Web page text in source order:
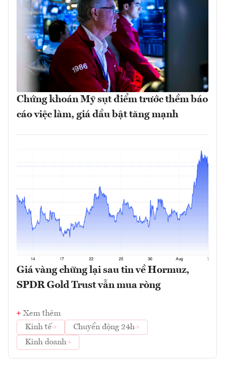
Chứng khoán Mỹ sụt điểm trước thềm báo
cáo việc làm, giá dầu bật tăng mạnh
Giá vàng chững lại sau tin về Hormuz,
SPDR Gold Trust vẫn mua ròng
Xem thêm
Kinh tế
Chuyển động 24h
Kinh doanh